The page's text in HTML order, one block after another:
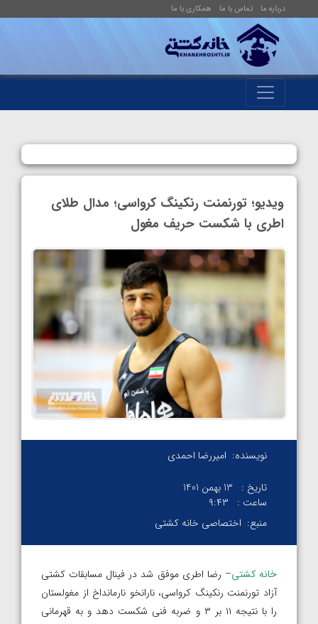
درباره ما تماس با ما همکاری با ما
ویدیو؛ تورنمنت رنکینگ کرواسی؛ مدال طلای
اطری با شکست حریف مغول
نویسنده: امیررضا احمدی
تاریخ :
13 بهمن 1401
ساعت :
۹:۴۳
منبع: اختصاصی خانه کشتی
خانه کشتی– رضا اطری موفق شد در فینال مسابقات کشتی
آزاد تورنمنت رنکینگ کرواسی، نارانخو نارمانداخ از مغولستان
را با نتیجه ۱۱ بر ۳ و ضربه فنی شکست دهد و به قهرمانی